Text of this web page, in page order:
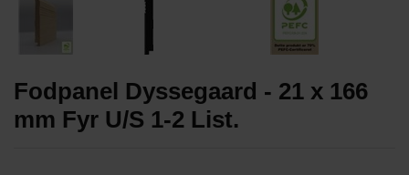
Fodpanel Dyssegaard - 21 x 166
mm Fyr U/S 1-2 List.